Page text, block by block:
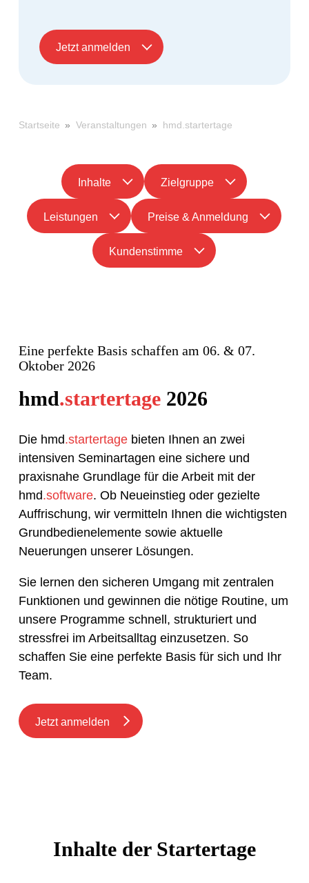
Jetzt anmelden
Startseite » Veranstaltungen » hmd.startertage
Inhalte Zielgruppe
Leistungen Preise & Anmeldung
Kundenstimme
Eine perfekte Basis schaffen am 06. & 07.
Oktober 2026
hmd.startertage2026
Die hmd.startertagebieten Ihnen an zwei
intensiven Seminartagen eine sichere und
praxisnahe Grundlage für die Arbeit mit der
hmd.software. Ob Neueinstieg oder gezielte
Auffrischung, wir vermitteln Ihnen die wichtigsten
Grundbedienelemente sowie aktuelle
Neuerungen unserer Lösungen.
Sie lernen den sicheren Umgang mit zentralen
Funktionen und gewinnen die nötige Routine, um
unsere Programme schnell, strukturiert und
stressfrei im Arbeitsalltag einzusetzen. So
schaffen Sie eine perfekte Basis für sich und Ihr
Team.
Jetzt anmelden
Inhalte der Startertage